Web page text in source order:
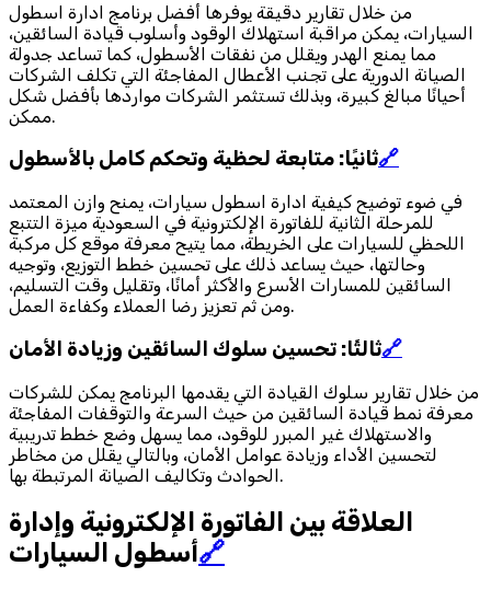
من خلال تقارير دقيقة يوفرها أفضل برنامج ادارة اسطول
السيارات، يمكن مراقبة استهلاك الوقود وأسلوب قيادة السائقين،
مما يمنع الهدر ويقلل من نفقات الأسطول، كما تساعد جدولة
الصيانة الدورية على تجنب الأعطال المفاجئة التي تكلف الشركات
أحيانًا مبالغ كبيرة، وبذلك تستثمر الشركات مواردها بأفضل شكل
ممكن.
ثانيًا: متابعة لحظية وتحكم كامل بالأسطول🔗
في ضوء توضيح كيفية ادارة اسطول سيارات، يمنح وازن المعتمد
للمرحلة الثانية للفاتورة الإلكترونية في السعودية ميزة التتبع
اللحظي للسيارات على الخريطة، مما يتيح معرفة موقع كل مركبة
وحالتها، حيث يساعد ذلك على تحسين خطط التوزيع، وتوجيه
السائقين للمسارات الأسرع والأكثر أمانًا، وتقليل وقت التسليم،
ومن ثم تعزيز رضا العملاء وكفاءة العمل.
ثالثًا: تحسين سلوك السائقين وزيادة الأمان🔗
من خلال تقارير سلوك القيادة التي يقدمها البرنامج يمكن للشركات
معرفة نمط قيادة السائقين من حيث السرعة والتوقفات المفاجئة
والاستهلاك غير المبرر للوقود، مما يسهل وضع خطط تدريبية
لتحسين الأداء وزيادة عوامل الأمان، وبالتالي يقلل من مخاطر
الحوادث وتكاليف الصيانة المرتبطة بها.
العلاقة بين الفاتورة الإلكترونية وإدارة
أسطول السيارات🔗